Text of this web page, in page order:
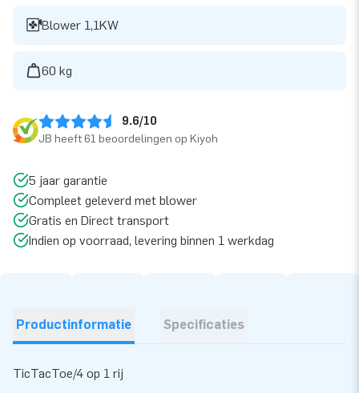
Blower 1,1KW
60 kg
9.6/10
JB heeft 61 beoordelingen op Kiyoh
5 jaar garantie
Compleet geleverd met blower
Gratis en Direct transport
Indien op voorraad, levering binnen 1 werkdag
Productinformatie Specificaties
TicTacToe/4 op 1 rij